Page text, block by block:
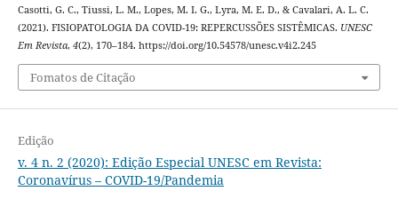
Casotti, G. C., Tiussi, L. M., Lopes, M. I. G., Lyra, M. E. D., & Cavalari, A. L. C.
(2021). FISIOPATOLOGIA DA COVID-19: REPERCUSSÕES SISTÊMICAS. UNESC
Em Revista, 4(2), 170–184. https://doi.org/10.54578/unesc.v4i2.245
Fomatos de Citação
Edição
v. 4 n. 2 (2020): Edição Especial UNESC em Revista:
Coronavírus – COVID-19/Pandemia